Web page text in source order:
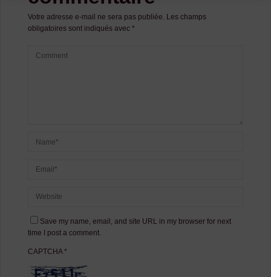
Votre adresse e-mail ne sera pas publiée. Les champs
obligatoires sont indiqués avec *
Save my name, email, and site URL in my browser for next
time I post a comment.
CAPTCHA*